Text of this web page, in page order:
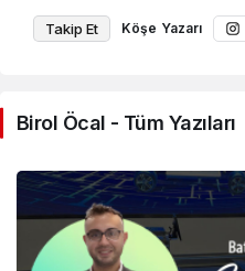
Takip Et Köşe Yazarı
Birol Öcal - Tüm Yazıları